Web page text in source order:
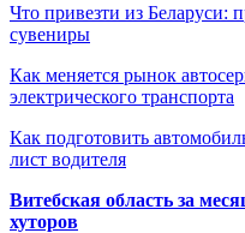
Что привезти из Беларуси:
сувениры
Как меняется рынок
электрического транспорта
Как подготовить
лист водителя
Витебская область за
хуторов